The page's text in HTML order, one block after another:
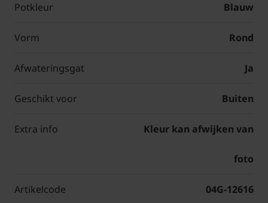
Potkleur Blauw
Vorm Rond
Afwateringsgat Ja
Geschikt voor Buiten
Extra info Kleur kan afwijken van
foto
Artikelcode 04G-12616